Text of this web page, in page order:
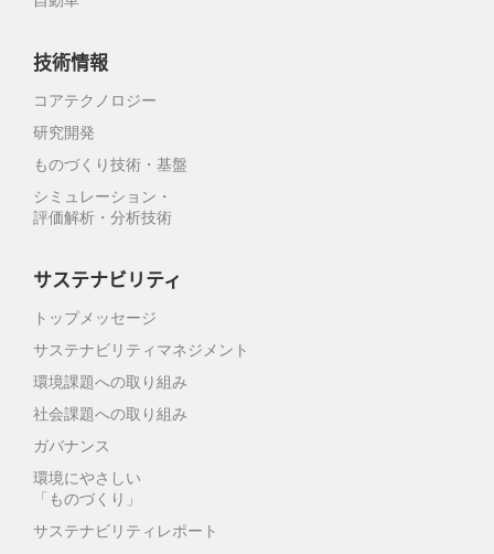
技術情報
コアテクノロジー
研究開発
ものづくり技術・基盤
シミュレーション・
評価解析・分析技術
サステナビリティ
トップメッセージ
サステナビリティマネジメント
環境課題への取り組み
社会課題への取り組み
ガバナンス
環境にやさしい
「ものづくり」
サステナビリティレポート